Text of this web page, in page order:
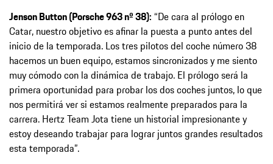
Jenson Button (Porsche 963 nº 38): “De cara al prólogo en
Catar, nuestro objetivo es afinar la puesta a punto antes del
inicio de la temporada. Los tres pilotos del coche número 38
hacemos un buen equipo, estamos sincronizados y me siento
muy cómodo con la dinámica de trabajo. El prólogo será la
primera oportunidad para probar los dos coches juntos, lo que
nos permitirá ver si estamos realmente preparados para la
carrera. Hertz Team Jota tiene un historial impresionante y
estoy deseando trabajar para lograr juntos grandes resultados
esta temporada”.